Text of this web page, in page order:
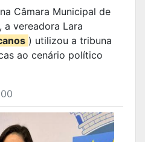
Câmara Municipal de
vereadora Lara
) utilizou a tribuna
ao cenário político